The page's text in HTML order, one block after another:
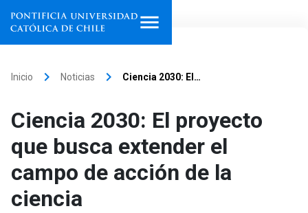
Facultades, escuelas e
institutos
Investigación
Inicio keyboard_arrow_right Noticias keyboard_arrow_right Ciencia 2030: El…
Ciencia 2030: El proyecto
que busca extender el
campo de acción de la
ciencia